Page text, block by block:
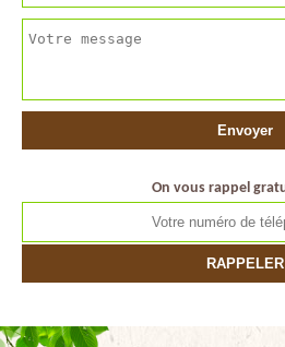
On vous rappel